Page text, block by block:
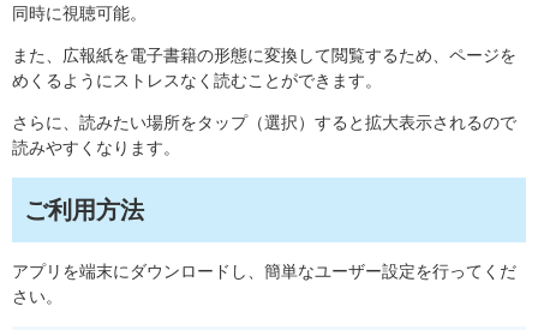
同時に視聴可能。
また、広報紙を電子書籍の形態に変換して閲覧するため、ページを
めくるようにストレスなく読むことができます。
さらに、読みたい場所をタップ（選択）すると拡大表示されるので
読みやすくなります。
ご利用方法
アプリを端末にダウンロードし、簡単なユーザー設定を行ってくだ
さい。